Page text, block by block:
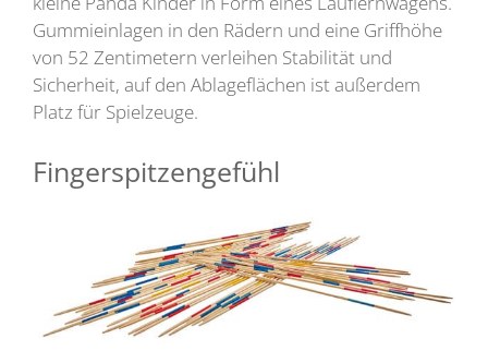
Gummieinlagen in den Rädern und eine Griffhöhe
von 52 Zentimetern verleihen Stabilität und
Sicherheit, auf den Ablageflächen ist außerdem
Platz für Spielzeuge.
Fingerspitzengefühl